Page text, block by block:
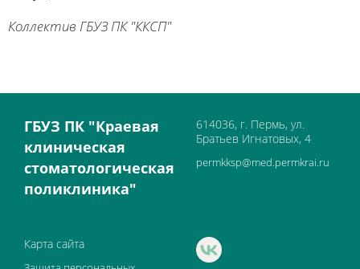
Коллектив ГБУЗ ПК "ККСП"
ГБУЗ ПК "Краевая
клиническая
стоматологическая
поликлиника"
614036, г. Пермь, ул.
Братьев Игнатовых, 4
permkksp@med.permkrai.ru
Карта сайта